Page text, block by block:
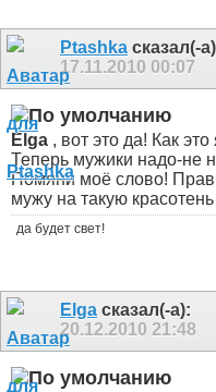
Ptashka сказал(-
17.11.2010 00:07
Elga , вот это да! Как
Теперь мужики надо-не
Помяни моё слово!
мужу на такую
да будет свет!
Elga сказал(-а):
20.12.2010 21:48